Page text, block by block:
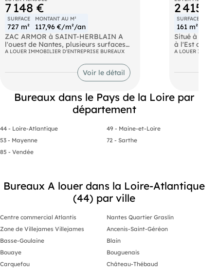
7 148 €
SURFACE
727 m²
MONTANT AU M²
117,96 €/m²/an
ZAC ARMOR à SAINT-HERBLAIN A
l'ouest de Nantes, plusieurs surfaces
rénovées de bureaux à louer au sein
standing. Locaux au 2eme étage
entièrement aménagés, cloisonnement
de qualité, vitrée toute hauteur. Site
PMR Chronobus C3 devant l'immeuble.
Parking sous-sol. Parking gratuit du
Zénith. Passerelle Atlantis à 300m. DPE
risques naturels, miniers, ou
technologiques, auxquels ces biens
sont exposés, sont disponibles sur le
site
A LOUER IMMOBILIER D'ENTREPRISE BUREAUX
Voir le détail
2 415 €
SURFACE
161 m²
Situé à
à l'Est de
proposons à
faux
sol et en
A LOUER
Bureaux dans le Pays de la Loire par
département
44 - Loire-Atlantique
49 - Maine-et-Loire
53 - Mayenne
72 - Sarthe
85 - Vendée
Bureaux A louer dans la Loire-Atlantique
(44) par ville
Centre commercial Atlantis
Nantes Quartier Graslin
Zone de Villejames Villejames
Ancenis-Saint-Géréon
Basse-Goulaine
Blain
Bouaye
Bouguenais
Carquefou
Château-Thébaud